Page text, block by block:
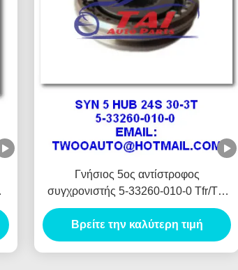
Γνήσιος 5ος αντίστροφος
συγχρονιστής 5-33260-010-0 Tfr/Tfs
για την επανάλειψη Isuzu 4ja1
Βρείτε την καλύτερη τιμή